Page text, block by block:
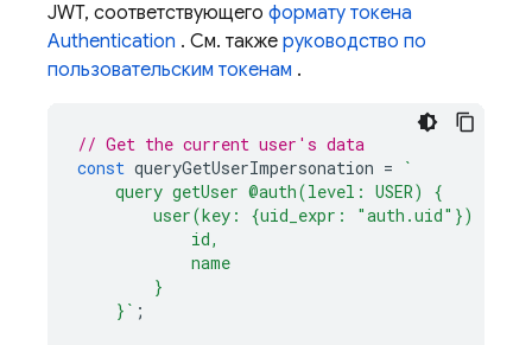
JWT, соответствующего формату токена
Authentication . См. также руководство по
пользовательским токенам .
// Get the current user's data
const queryGetUserImpersonation =
`
    query getUser @auth(level: USER) {
        user(key: {uid_expr: "auth.uid"}) {
            id,
            name
        }
    }`
;